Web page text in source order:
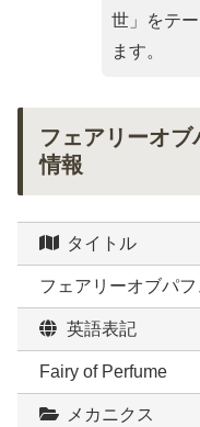
世」をテ
ます。
フェアリーオ
情報
タイトル
フェアリーオブパフ
英語表記
Fairy of Perfume
メカニクス